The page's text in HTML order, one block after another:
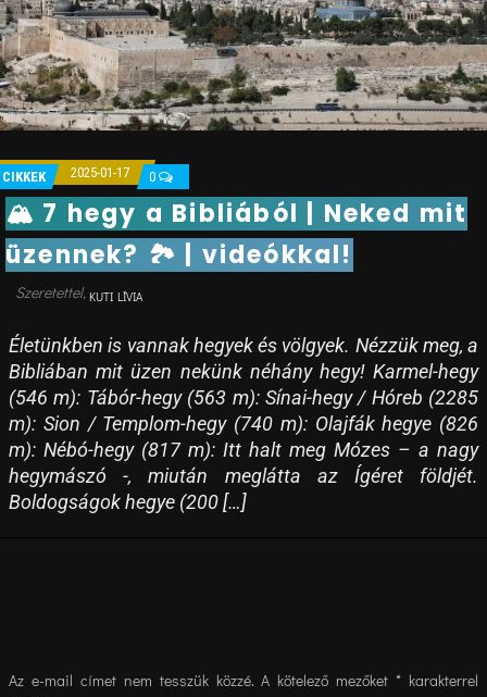
CIKKEK 2025-01-17 0
🏔 7 hegy a Bibliából | Neked mit
üzennek? 🏞 | videókkal!
KUTI LÍVIA
Életünkben is vannak hegyek és völgyek. Nézzük meg, a
Bibliában mit üzen nekünk néhány hegy! Karmel-hegy
(546 m): Tábór-hegy (563 m): Sínai-hegy / Hóreb (2285
m): Sion / Templom-hegy (740 m): Olajfák hegye (826
m): Nébó-hegy (817 m): Itt halt meg Mózes – a nagy
hegymászó -, miután meglátta az Ígéret földjét.
Boldogságok hegye (200 […]
Az e-mail címet nem tesszük közzé. A kötelező mezőket* karakterrel